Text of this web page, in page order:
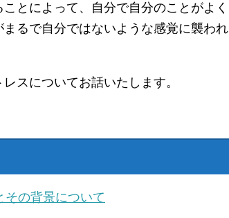
とによって、自分で自分のことがよく
るで自分ではないような感覚に襲われ
スについてお話いたします。
その背景について